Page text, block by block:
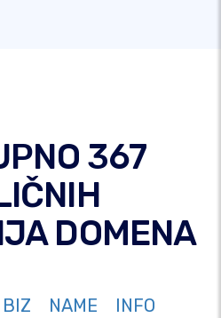
367
DOMENA
BIZ NAME
INFO